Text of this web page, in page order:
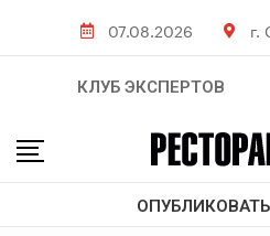
07.08.2026 г.
КЛУБ ЭКСПЕРТОВ